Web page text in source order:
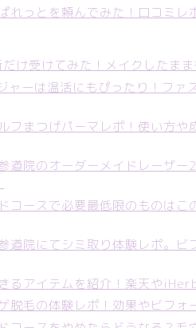
れっとを頼んでみた！口コミレ
け受けてみた！メイクしたま
ャーは温活にもぴったり！ファ
フまつげパーマレポ！使い方や
道院のオーダーメイドレーザー
コースで必要最低限のものは
道院にてシミ取り体験レポ。ビ
るアイテムを紹介！楽天や
脱毛の体験レポ！効果やビフォ